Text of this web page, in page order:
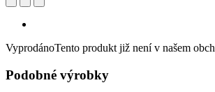
VyprodánoTento produkt již není v našem
Podobné výrobky